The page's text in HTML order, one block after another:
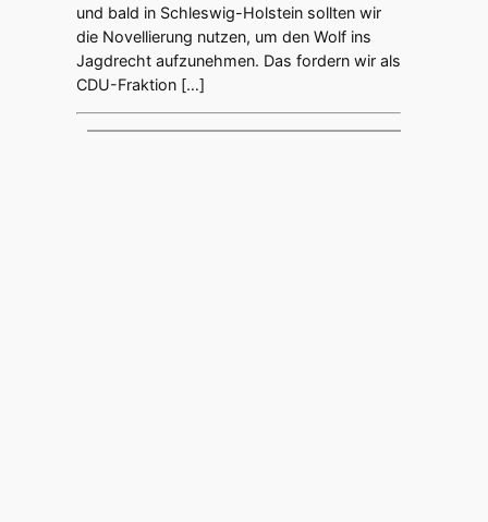
und bald in Schleswig-Holstein sollten wir
die Novellierung nutzen, um den Wolf ins
Jagdrecht aufzunehmen. Das fordern wir als
CDU-Fraktion […]